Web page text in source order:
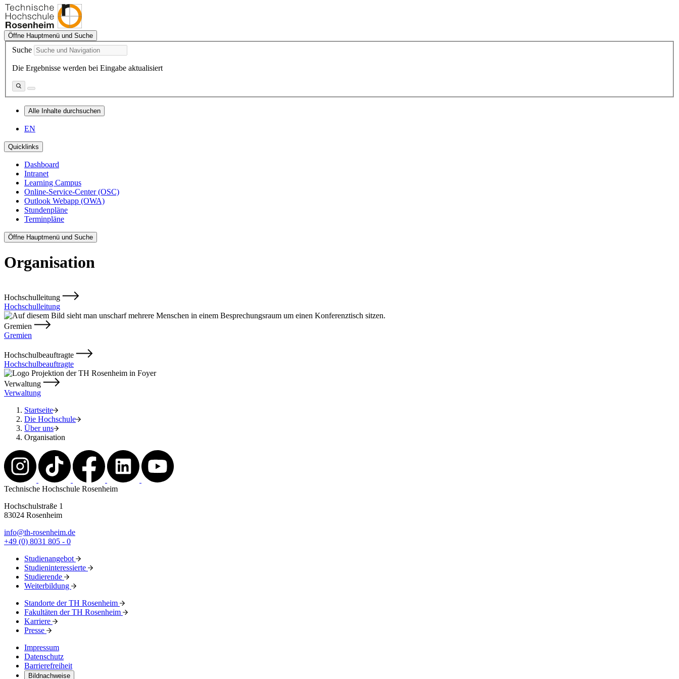
Öffne Hauptmenü und Suche
Suche
Die Ergebnisse werden bei Eingabe aktualisiert
Alle Inhalte durchsuchen
EN
Quicklinks
Dashboard
Intranet
Learning Campus
Online-Service-Center (OSC)
Outlook Webapp (OWA)
Stundenpläne
Terminpläne
Öffne Hauptmenü und Suche
Organisation
Hochschulleitung
Hochschulleitung
Gremien
Gremien
Hochschulbeauftragte
Hochschulbeauftragte
Verwaltung
Verwaltung
Startseite
Die Hochschule
Über uns
Organisation
Technische Hochschule Rosenheim
Hochschulstraße 1
83024 Rosenheim
info@th-rosenheim.de
+49 (0) 8031 805 - 0
Studienangebot
Studieninteressierte
Studierende
Weiterbildung
Standorte der TH Rosenheim
Fakultäten der TH Rosenheim
Karriere
Presse
Impressum
Datenschutz
Barrierefreiheit
Bildnachweise